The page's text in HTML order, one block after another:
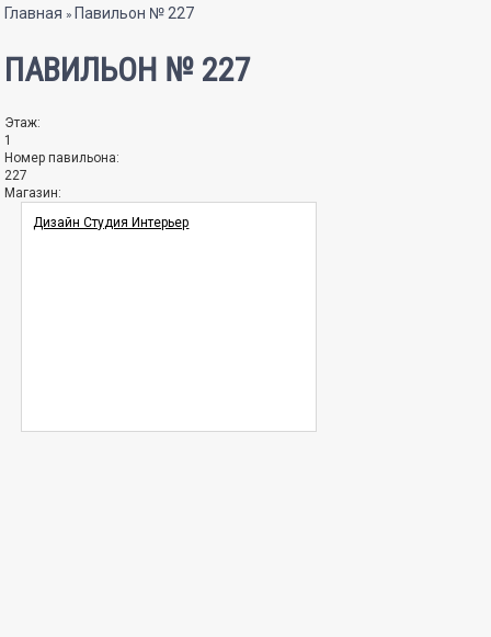
Главная » Павильон № 227
ПАВИЛЬОН № 227
Этаж:
1
Номер павильона:
227
Магазин:
Дизайн Студия Интерьер